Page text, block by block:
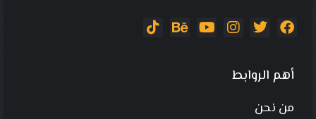
أهم الروابط
من نحن